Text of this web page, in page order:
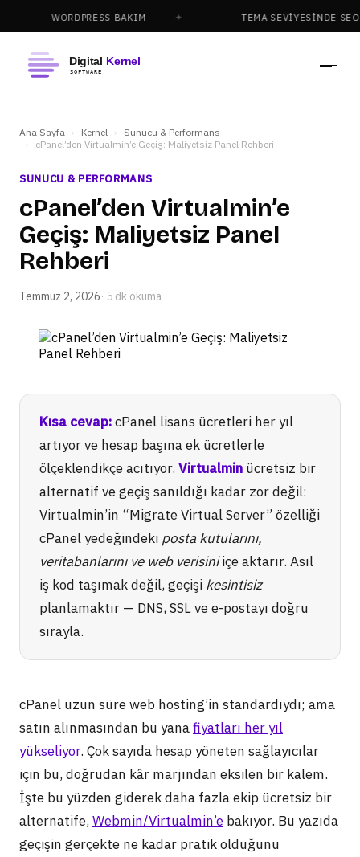
WORDPRESS BAKIM TEMA SEVIYESINDE SEO
Ana Sayfa Kernel
Sunucu & Performans
cPanel’den Virtualmin’e Geçiş: Maliyetsiz Panel Rehberi
SUNUCU & PERFORMANS
cPanel’den Virtualmin’e
Geçiş: Maliyetsiz Panel
Rehberi
Temmuz 2, 2026· 5 dk okuma
Kısa cevap:cPanel lisans ücretleri her yıl
artıyor ve hesap başına ek ücretlerle
ölçeklendikçe acıtıyor. Virtualmin ücretsiz bir
alternatif ve geçiş sanıldığı kadar zor değil:
Virtualmin’in “Migrate Virtual Server” özelliği
cPanel yedeğindeki posta kutularını,
veritabanlarını ve web verisiniiçe aktarır. Asıl
iş kod taşımak değil, geçişi kesintisiz
planlamaktır — DNS, SSL ve e-postayı doğru
sırayla.
cPanel uzun süre web hosting’in standardıydı; ama
satın alınmasından bu yanafiyatları her yıl
yükseliyor. Çok sayıda hesap yöneten sağlayıcılar
için bu, doğrudan kâr marjından eksilen bir kalem.
İşte bu yüzden giderek daha fazla ekip ücretsiz bir
alternatife, Webmin/Virtualmin’e bakıyor. Bu yazıda
geçişin gerçekte ne kadar pratik olduğunu